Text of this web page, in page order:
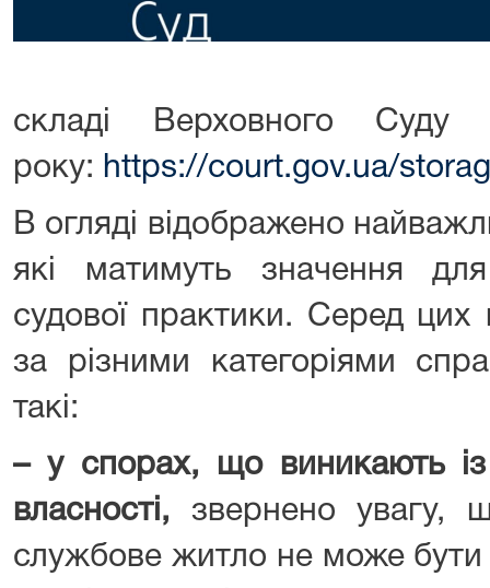
складі Верховного
року: https://court.gov.ua/
В огляді відображено
які матимуть значення
судової практики. Серед цих
за різними категоріями
такі:
– у спорах, що виникають
власності , звернено увагу,
службове житло не може бути